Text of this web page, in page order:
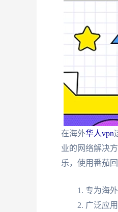
在海外华人vpn
业的网络解决
乐，使用番茄
专为海
广泛应